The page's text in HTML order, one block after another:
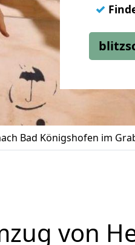
✓
Bad Königshofen im
von